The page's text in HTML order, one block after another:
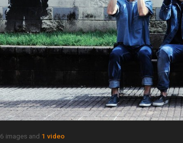
6 images and 1 video